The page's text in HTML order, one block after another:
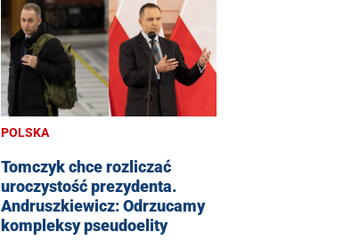
POLSKA
Tomczyk chce rozliczać
uroczystość prezydenta.
Andruszkiewicz: Odrzucamy
kompleksy pseudoelity